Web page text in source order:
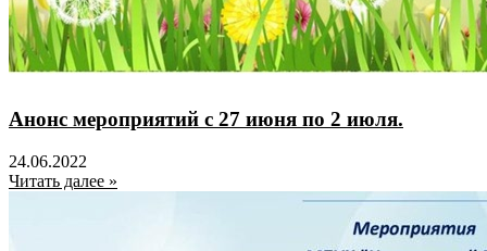
Анонс мероприятий с 27 июня по 2 июля.
24.06.2022
Читать далее »